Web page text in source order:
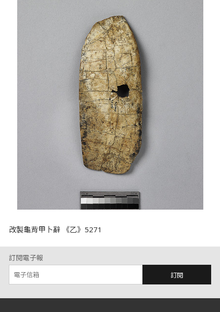
改製龜背甲卜辭 《乙》5271
訂閱電子報
訂閱